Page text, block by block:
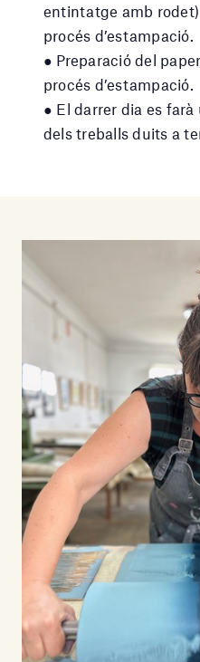
entintatge amb
procés d’estampació.
● Preparació del
procés d’estampació.
● El darrer dia es
dels treballs duits a